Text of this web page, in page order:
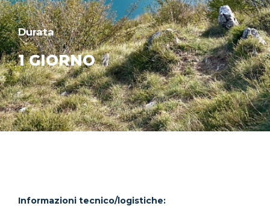
Durata
1 GIORNO
Informazioni tecnico/logistiche: